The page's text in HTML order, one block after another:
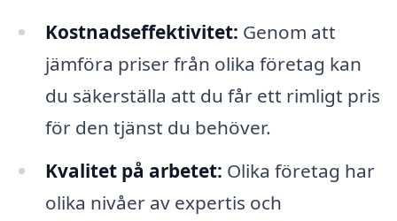
Kostnadseffektivitet: Genom att
jämföra priser från olika företag kan
du säkerställa att du får ett rimligt pris
för den tjänst du behöver.
Kvalitet på arbetet: Olika företag har
olika nivåer av expertis och